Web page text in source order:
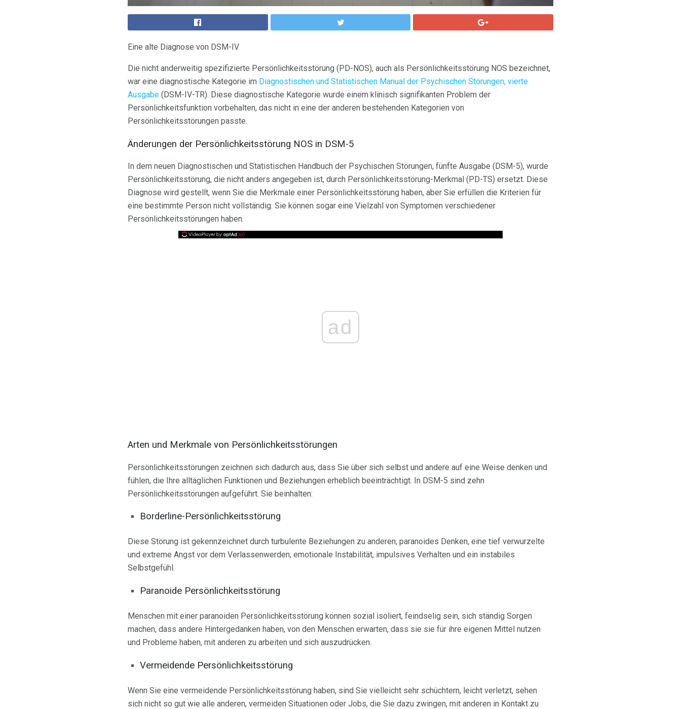
Eine alte Diagnose von DSM-IV
Die nicht anderweitig spezifizierte Persönlichkeitsstörung (PD-NOS), auch als Persönlichkeitsstörung NOS bezeichnet,
war eine diagnostische Kategorie im Diagnostischen und Statistischen Manual der Psychischen Störungen, vierte
Ausgabe (DSM-IV-TR). Diese diagnostische Kategorie wurde einem klinisch signifikanten Problem der
Persönlichkeitsfunktion vorbehalten, das nicht in eine der anderen bestehenden Kategorien von
Persönlichkeitsstörungen passte.
Änderungen der Persönlichkeitsstörung NOS in DSM-5
In dem neuen Diagnostischen und Statistischen Handbuch der Psychischen Störungen, fünfte Ausgabe (DSM-5), wurde
Persönlichkeitsstörung, die nicht anders angegeben ist, durch Persönlichkeitsstörung-Merkmal (PD-TS) ersetzt. Diese
Diagnose wird gestellt, wenn Sie die Merkmale einer Persönlichkeitsstörung haben, aber Sie erfüllen die Kriterien für
eine bestimmte Person nicht vollständig. Sie können sogar eine Vielzahl von Symptomen verschiedener
Persönlichkeitsstörungen haben.
ad
Arten und Merkmale von Persönlichkeitsstörungen
Persönlichkeitsstörungen zeichnen sich dadurch aus, dass Sie über sich selbst und andere auf eine Weise denken und
fühlen, die Ihre alltäglichen Funktionen und Beziehungen erheblich beeinträchtigt. In DSM-5 sind zehn
Persönlichkeitsstörungen aufgeführt. Sie beinhalten:
Borderline-Persönlichkeitsstörung
Diese Störung ist gekennzeichnet durch turbulente Beziehungen zu anderen, paranoides Denken, eine tief verwurzelte
und extreme Angst vor dem Verlassenwerden, emotionale Instabilität, impulsives Verhalten und ein instabiles
Selbstgefühl.
Paranoide Persönlichkeitsstörung
Menschen mit einer paranoiden Persönlichkeitsstörung können sozial isoliert, feindselig sein, sich ständig Sorgen
machen, dass andere Hintergedanken haben, von den Menschen erwarten, dass sie sie für ihre eigenen Mittel nutzen
und Probleme haben, mit anderen zu arbeiten und sich auszudrücken.
Vermeidende Persönlichkeitsstörung
Wenn Sie eine vermeidende Persönlichkeitsstörung haben, sind Sie vielleicht sehr schüchtern, leicht verletzt, sehen
sich nicht so gut wie alle anderen, vermeiden Situationen oder Jobs, die Sie dazu zwingen, mit anderen in Kontakt zu